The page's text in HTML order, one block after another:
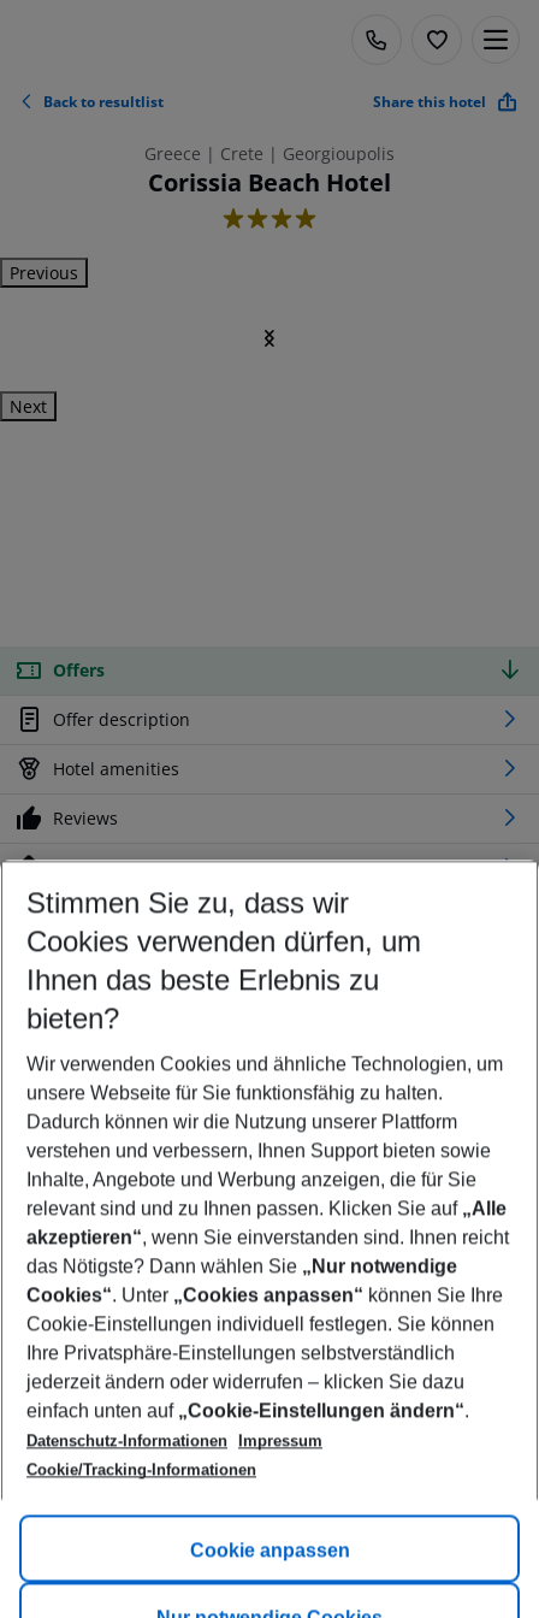
Back to resultlist Share this hotel
Greece | Crete | Georgioupolis
Corissia Beach Hotel
4
Previous
Next
Offers
Offer description
Hotel amenities
Reviews
Location
Customize your offer
Find the perfect deal which suits your best
Your departure airport
Any airport
Select your date range
10/08/26–08/08/27 5-8 nights
Who will travel
2 adults No children
Show more filter
Footer
Footer navigation
Title A
Link A
Stimmen Sie zu, dass wir
Cookies verwenden dürfen, um
Ihnen das beste Erlebnis zu
bieten?
Wir verwenden Cookies und ähnliche Technologien, um
unsere Webseite für Sie funktionsfähig zu halten.
Dadurch können wir die Nutzung unserer Plattform
verstehen und verbessern, Ihnen Support bieten sowie
Inhalte, Angebote und Werbung anzeigen, die für Sie
relevant sind und zu Ihnen passen. Klicken Sie auf „Alle
akzeptieren“, wenn Sie einverstanden sind. Ihnen reicht
das Nötigste? Dann wählen Sie „Nur notwendige
Cookies“. Unter „Cookies anpassen“ können Sie Ihre
Cookie-Einstellungen individuell festlegen. Sie können
Ihre Privatsphäre-Einstellungen selbstverständlich
jederzeit ändern oder widerrufen – klicken Sie dazu
einfach unten auf „Cookie-Einstellungen ändern“.
Datenschutz-Informationen
Impressum
Cookie/Tracking-Informationen
Cookie anpassen